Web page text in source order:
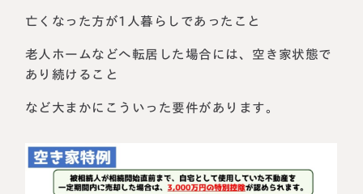
亡くなった方が1人暮らしであったこと
老人ホームなどへ転居した場合には、空き家状態で
あり続けること
など大まかにこういった要件があります。